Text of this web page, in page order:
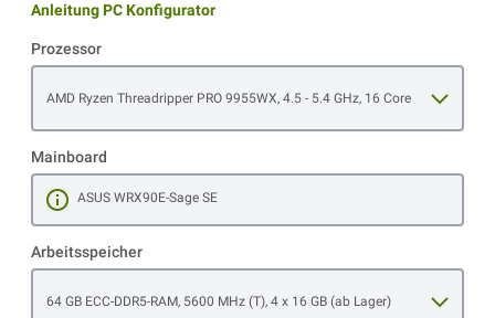
Anleitung PC Konfigurator
Prozessor
AMD Ryzen Threadripper PRO 9955WX, 4.5 - 5.4 GHz, 16 Core
Mainboard
ASUS WRX90E-Sage SE
Arbeitsspeicher
64 GB ECC-DDR5-RAM, 5600 MHz (T), 4 x 16 GB (ab Lager)